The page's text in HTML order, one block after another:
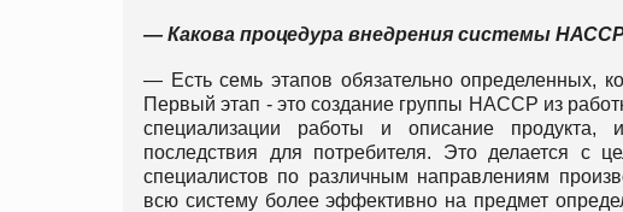
— Какова процедура внедрения системы
— Есть семь этапов обязательно определенных,
Первый этап - это создание группы НАССР из
специализации работы и описание продукта,
последствия для потребителя. Это делается с
специалистов по различным направлениям
всю систему более эффективно на предмет